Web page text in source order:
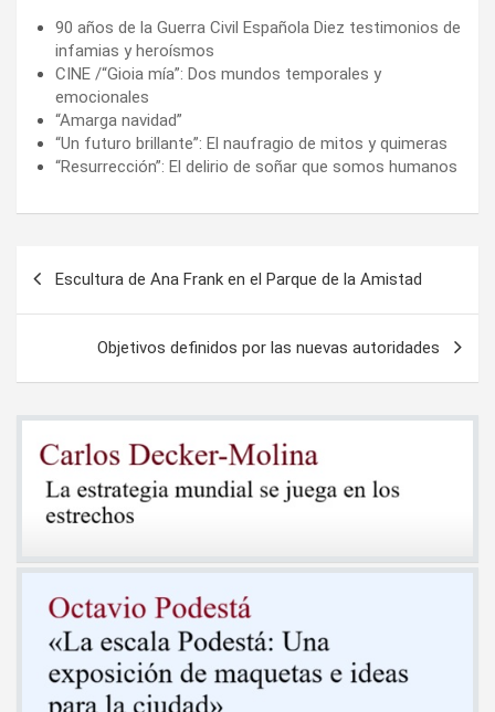
90 años de la Guerra Civil Española Diez testimonios de
infamias y heroísmos
CINE /“Gioia mía”: Dos mundos temporales y
emocionales
“Amarga navidad”
“Un futuro brillante”: El naufragio de mitos y quimeras
“Resurrección”: El delirio de soñar que somos humanos
entradas
Escultura de Ana Frank en el Parque de la Amistad
Objetivos definidos por las nuevas autoridades